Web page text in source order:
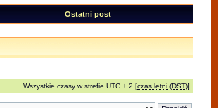
Ostatni post
Wszystkie czasy w strefie UTC + 2 [czas letni (DST)]